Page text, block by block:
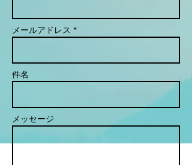
メールアドレス *
件名
メッセージ